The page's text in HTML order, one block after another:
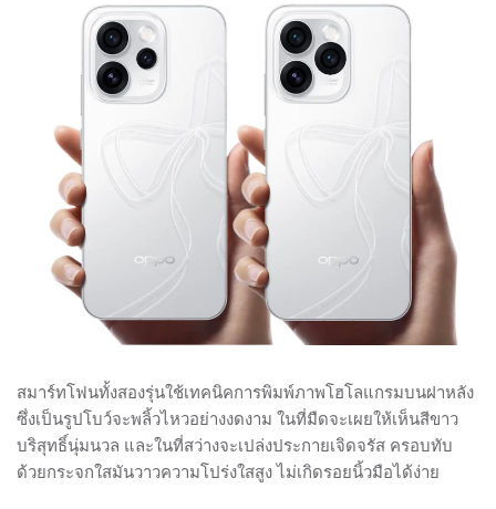
สมาร์ทโฟนทั้งสองรุ่นใช้เทคนิคการพิมพ์ภาพโฮโลแกรมบนฝาหลัง
ซึ่งเป็นรูปโบว์จะพลิ้วไหวอย่างงดงาม ในที่มืดจะเผยให้เห็นสีขาว
บริสุทธิ์นุ่มนวล และในที่สว่างจะเปล่งประกายเจิดจรัส ครอบทับ
ด้วยกระจกใสมันวาวความโปร่งใสสูง ไม่เกิดรอยนิ้วมือได้ง่าย